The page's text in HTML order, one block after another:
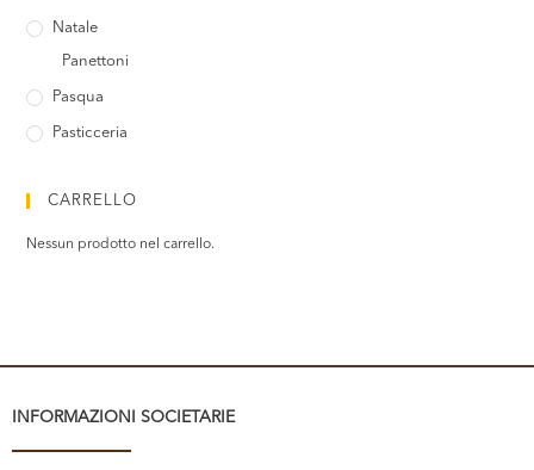
Natale
Panettoni
Pasqua
Pasticceria
CARRELLO
Nessun prodotto nel carrello.
INFORMAZIONI SOCIETARIE